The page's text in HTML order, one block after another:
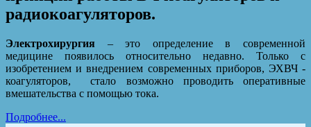
радиокоагуляторов.
Электрохирургия – это определение в современной
медицине появилось относительно недавно. Только с
изобретением и внедрением современных приборов, ЭХВЧ -
коагуляторов,
стало возможно проводить оперативные
вмешательства с помощью тока.
Подробнее...